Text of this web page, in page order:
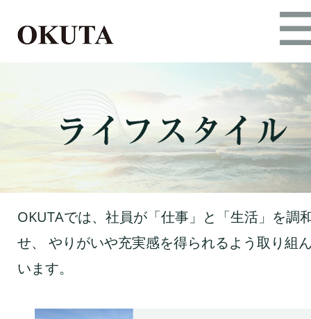
OKUTAでは、社員が「仕事」と「生活」を調
せ、
やりがいや充実感を得られるよう取り組
います。